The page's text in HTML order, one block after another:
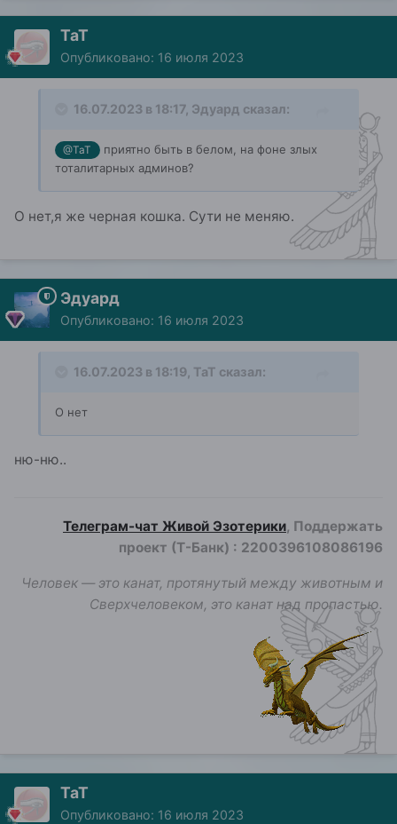
ТаТ
Опубликовано: 16 июля 2023
16.07.2023 в 18:17, Эдуард сказал:
@ТаТ
приятно быть в белом, на фоне злых
тоталитарных админов?
О нет,я же черная кошка. Сути не меняю.
Эдуард
Опубликовано: 16 июля 2023
16.07.2023 в 18:19, ТаТ сказал:
О нет
ню-ню..
Телеграм-чат Живой Эзотерики, Поддержать
проект (Т-Банк) : 2200396108086196
Человек — это канат, протянутый между животным и
Сверхчеловеком, это канат над пропастью.
ТаТ
Опубликовано: 16 июля 2023